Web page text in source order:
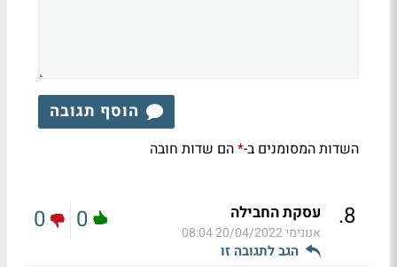
הוסף תגובה
השדות המסומנים ב-*הם שדות חובה
8
. עסקת החבילה
אנונימי20/04/2022 08:04
הגב לתגובה זו
0
0